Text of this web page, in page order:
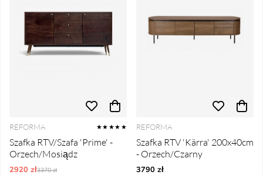
REFORMA ★★★★★
Szafka RTV/Szafa 'Prime' -
Orzech/Mosiądz
2920 złOrdynarne ceny:
3370 zł
REFORMA
Szafka RTV 'Kärra' 200x40cm
- Orzech/Czarny
3790 zł